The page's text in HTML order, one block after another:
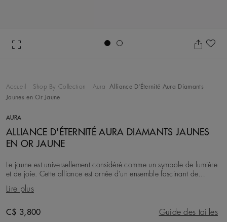
Accueil Shop By Collection Aura
Alliance D'Éternité Aura Diamants
Jaunes en Or Jaune
AURA
ALLIANCE D'ÉTERNITÉ AURA DIAMANTS JAUNES
EN OR JAUNE
Le jaune est universellement considéré comme un symbole de lumière
et de joie. Cette alliance est ornée d'un ensemble fascinant de
diamants taille brillant micropavé
Lire plus
Original price
C$ 3,800 Guide des tailles